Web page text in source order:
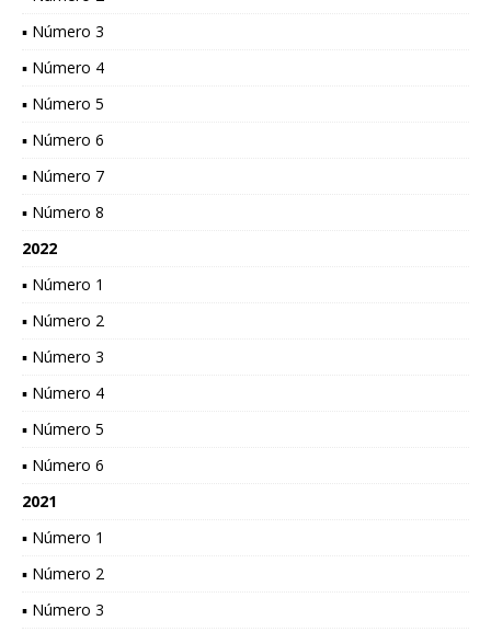
▪ Número 3
▪ Número 4
▪ Número 5
▪ Número 6
▪ Número 7
▪ Número 8
2022
▪ Número 1
▪ Número 2
▪ Número 3
▪ Número 4
▪ Número 5
▪ Número 6
2021
▪ Número 1
▪ Número 2
▪ Número 3